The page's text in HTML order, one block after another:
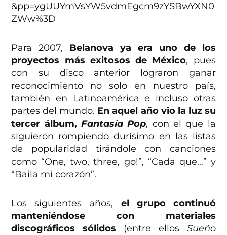
&pp=ygUUYmVsYW5vdmEgcm9zYSBwYXN0
ZWw%3D
Para 2007, Belanova ya era uno de los
proyectos más exitosos de México, pues
con su disco anterior lograron ganar
reconocimiento no solo en nuestro país,
también en Latinoamérica e incluso otras
partes del mundo. En aquel año vio la luz su
tercer álbum,Fantasía Pop, con el que la
siguieron rompiendo durísimo en las listas
de popularidad tirándole con canciones
como “One, two, three, go!”, “Cada que…” y
“Baila mi corazón”.
Los siguientes años, el grupo continuó
manteniéndose con materiales
discográficos sólidos (entre ellos Sueño